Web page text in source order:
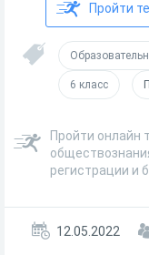
Пройти
6 класс
Пройти онлайн
регистрации и
12.05.2022